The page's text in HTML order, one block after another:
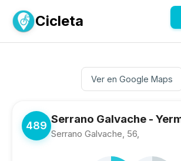
Cicleta
Ver en Google Maps
489 Serrano Galvache -
Serrano Galvache, 56,